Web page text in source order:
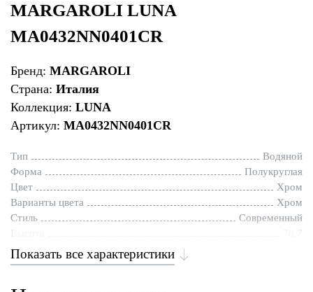
MARGAROLI LUNA
MA0432NN0401CR
Бренд: MARGAROLI
Страна: Италия
Коллекция: LUNA
Артикул: MA0432NN0401CR
Тип
Водяной
Форма
Полукруглая
Цвет
Хром
Варианты цвета
Хром
Стиль
Современный
70.7
Показать все характеристики